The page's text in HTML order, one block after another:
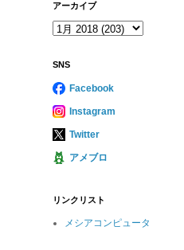
アーカイブ
SNS
Facebook
Instagram
Twitter
アメブロ
リンクリスト
メシアコンピュータ